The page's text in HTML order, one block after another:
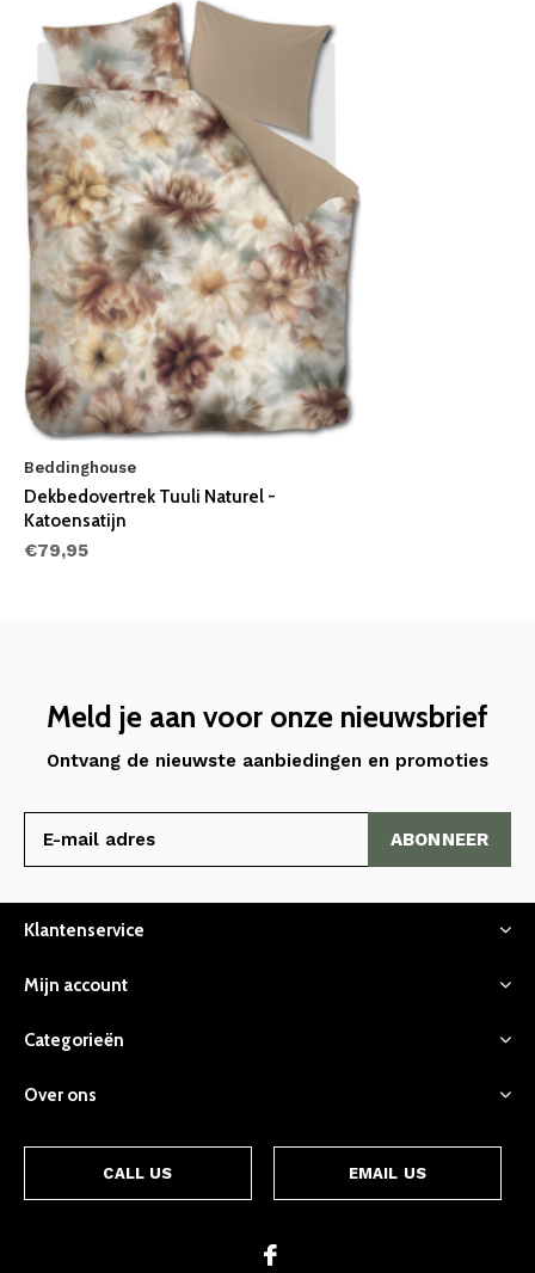
Beddinghouse
Dekbedovertrek Tuuli Naturel -
Katoensatijn
€79,95
Meld je aan voor onze nieuwsbrief
Ontvang de nieuwste aanbiedingen en promoties
ABONNEER
Klantenservice
Mijn account
Categorieën
Over ons
CALL US EMAIL US